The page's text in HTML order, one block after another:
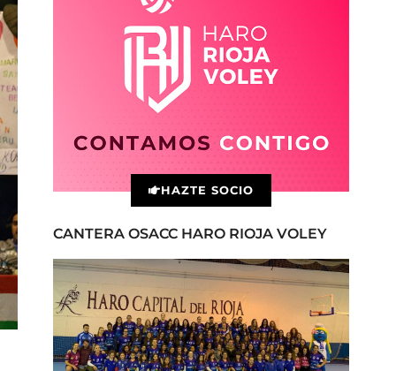
HAZTE SOCIO
CANTERA OSACC HARO RIOJA VOLEY